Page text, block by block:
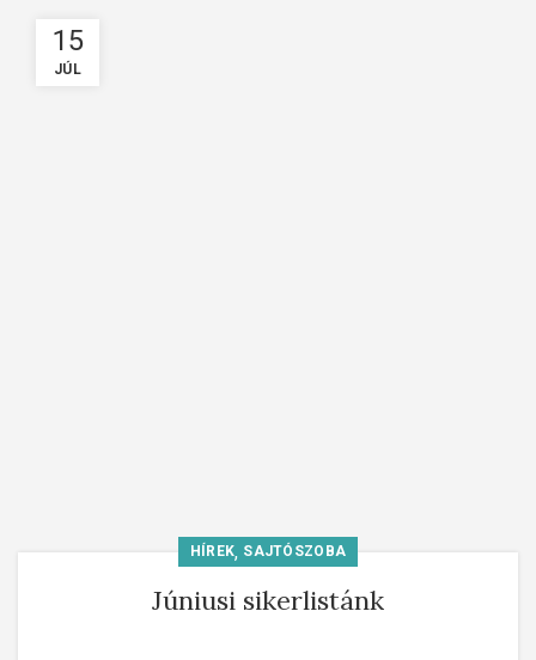
15
JÚL
HÍREK, SAJTÓSZOBA
Júniusi sikerlistánk